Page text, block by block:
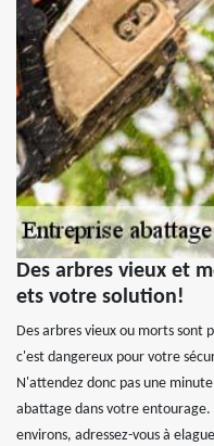
Des arbres vieux et
ets votre solution!
Des arbres vieux ou morts sont
c'est dangereux pour votre
N'attendez donc pas une
abattage dans votre entourage.
environs, adressez-vous à